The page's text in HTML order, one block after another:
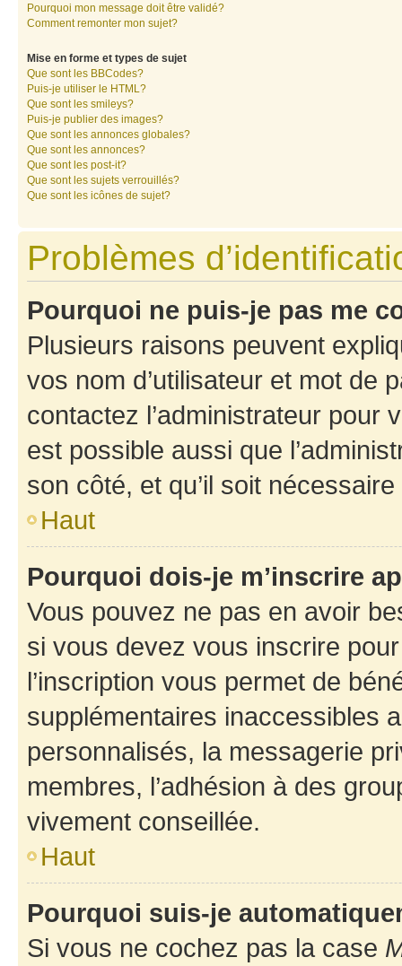
Pourquoi mon message doit être validé?
Comment remonter mon sujet?
Mise en forme et types de sujet
Que sont les BBCodes?
Puis-je utiliser le HTML?
Que sont les smileys?
Puis-je publier des images?
Que sont les annonces globales?
Que sont les annonces?
Que sont les post-it?
Que sont les sujets verrouillés?
Que sont les icônes de sujet?
Problèmes
Pourquoi ne puis-je pas me
Plusieurs raisons peuvent
vos nom d’utilisateur et mot de
contactez l’administrateur pour
est possible aussi que
son côté, et qu’il soit
Haut
Pourquoi dois-je m’inscrire
Vous pouvez ne pas en avoir
si vous devez vous inscrire
l’inscription vous permet de
supplémentaires inaccessibles
personnalisés, la messagerie
membres, l’adhésion à des
vivement conseillée.
Haut
Pourquoi suis-je
Si vous ne cochez pas la case